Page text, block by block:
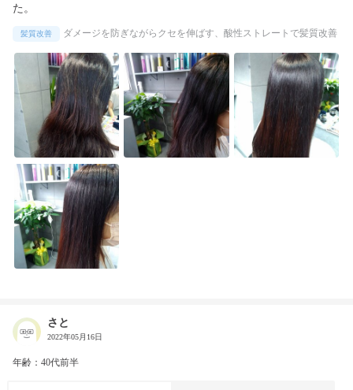
た。
髪質改善 ダメージを防ぎながらクセを伸ばす、酸性ストレートで髪質改善
さと
2022年05月16日
年齢：40代前半